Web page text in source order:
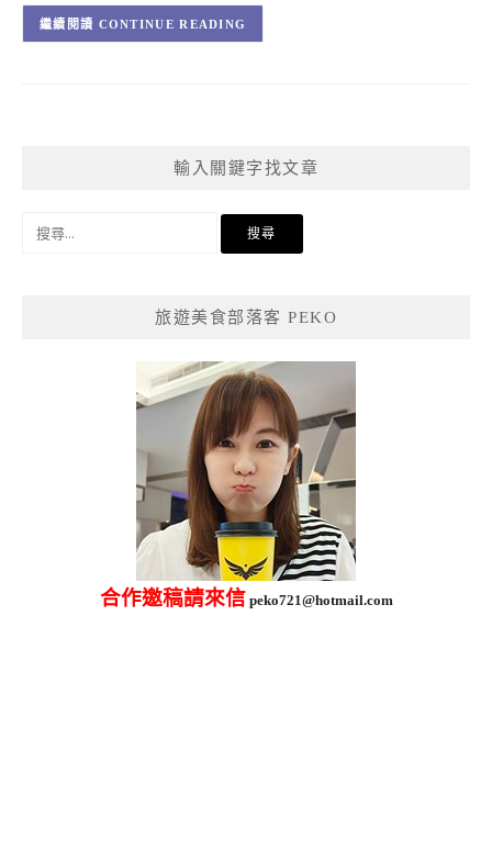
CONTINUE READING
輸入關鍵字找文章
旅遊美食部落客 PEKO
合作邀稿請來信 peko721@hotmail.com